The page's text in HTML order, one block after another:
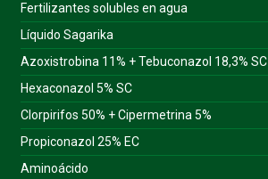
Fertilizantes solubles en agua
Líquido Sagarika
Azoxistrobina 11% + Tebuconazol 18,3% SC
Hexaconazol 5% SC
Clorpirifos 50% + Cipermetrina 5%
Propiconazol 25% EC
Aminoácido